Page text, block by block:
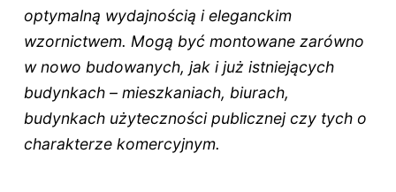
optymalną wydajnością i eleganckim
wzornictwem. Mogą być montowane zarówno
w nowo budowanych, jak i już istniejących
budynkach – mieszkaniach, biurach,
budynkach użyteczności publicznej czy tych o
charakterze komercyjnym.